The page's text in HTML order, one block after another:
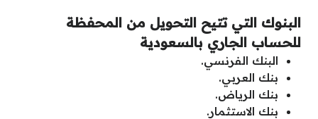
البنوك التي تتيح التحويل من المحفظة
للحساب الجاري بالسعودية
البنك الفرنسي.
بنك العربي.
بنك الرياض.
بنك الاستثمار.